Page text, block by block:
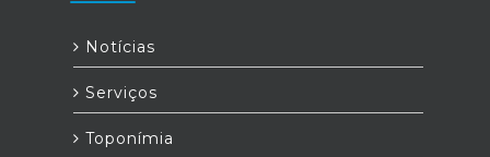
Notícias
Serviços
Toponímia